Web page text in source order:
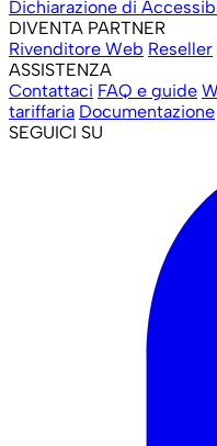
Dichiarazione di
DIVENTA PARTNER
Rivenditore Web Reseller
ASSISTENZA
Contattaci FAQ e guide
tariffaria Documentazione
SEGUICI SU